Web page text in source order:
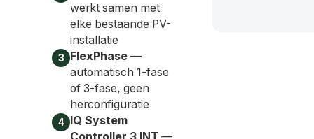
werkt samen met
elke bestaande PV-
installatie
3 FlexPhase —
automatisch 1-fase
of 3-fase, geen
herconfiguratie
4 IQ System